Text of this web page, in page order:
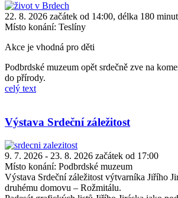
22. 8. 2026 začátek od 14:00, délka 180 minut
Místo konání: Teslíny
Akce je vhodná pro děti
Podbrdské muzeum opět srdečně zve na
do přírody.
celý text
Výstava Srdeční záležitost
9. 7. 2026 - 23. 8. 2026 začátek od 17:00
Místo konání: Podbrdské muzeum
Výstava Srdeční záležitost výtvarníka Jiřího
druhému domovu – Rožmitálu.